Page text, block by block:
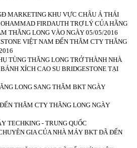
MARKETING KHU VỰC CHÂU Á THÁI
FIRDAUTH TRỢ LÝ CỦA HÃNG
THĂNG LONG VÀO NGÀY 05/05/2016
VIỆT NAM ĐẾN THĂM CTY THĂNG
TÙNG THĂNG LONG TRỞ THÀNH NHÀ
XÍCH CAO SU BRIDGESTONE TẠI
LONG SANG THĂM BKT NGÀY
THĂM CTY THĂNG LONG NGÀY
TECHKING - TRUNG QUỐC
GIA CỦA NHÀ MÁY BKT ĐÃ ĐẾN